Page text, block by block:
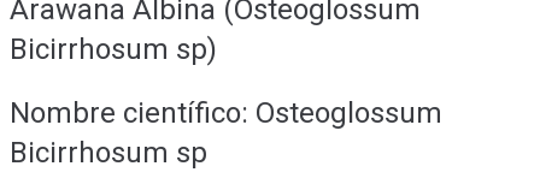
Arawana Albina (Osteoglossum
Bicirrhosum sp)
Nombre científico: Osteoglossum
Bicirrhosum sp